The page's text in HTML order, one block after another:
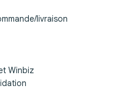
livraison
Winbiz